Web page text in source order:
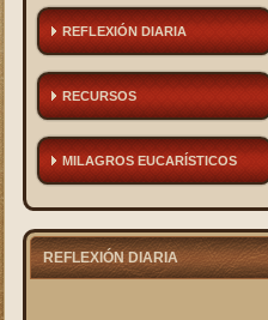
REFLEXIÓN DIARIA
RECURSOS
MILAGROS EUCARÍSTICOS
REFLEXIÓN DIARIA